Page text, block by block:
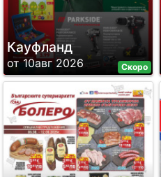
Скоро
Кауфланд
от 10авг 2026